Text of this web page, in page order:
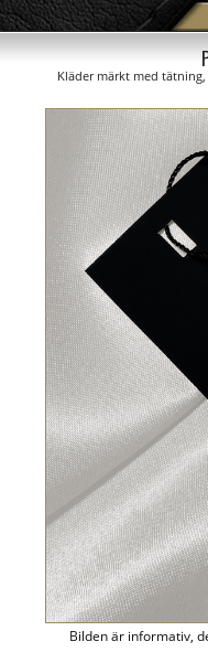
Kläder märkt med
Bilden är informativ,